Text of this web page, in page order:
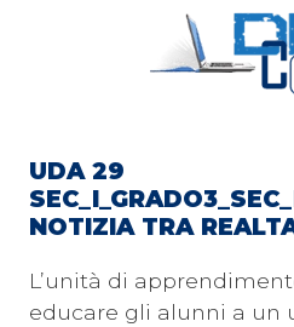
Skip to main content
UDA 29
NOTIZIA TRA
L’unità di
educare gli alunni a un